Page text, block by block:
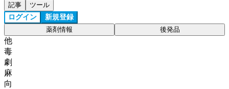
記事 ツール
ログイン 新規登録
薬剤情報 後発品
他
毒
劇
麻
向